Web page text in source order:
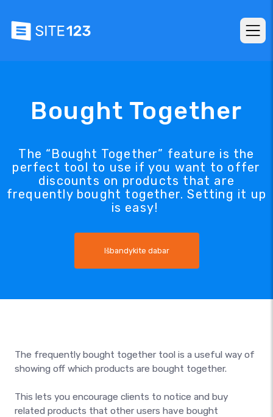
Bought Together
The “Bought Together” feature is the
perfect tool to use if you want to offer
discounts on products that are
frequently bought together. Setting it up
is easy!
Išbandykite dabar
The frequently bought together tool is a useful way of
showing off which products are bought together.
This lets you encourage clients to notice and buy
related products that other users have bought